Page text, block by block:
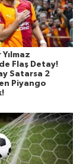
Yılmaz
Flaş Detay!
Satarsa 2
Piyango